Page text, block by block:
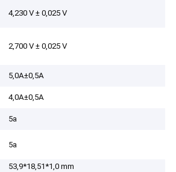
4,230 V ± 0,025 V
2,700 V ± 0,025 V
5,0A±0,5A
4,0A±0,5A
5a
5a
53,9*18,51*1,0 mm